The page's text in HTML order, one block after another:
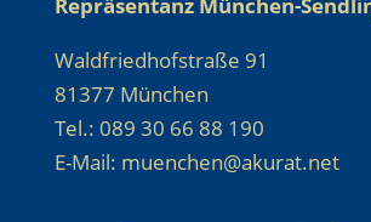
Waldfriedhofstraße 91
81377 München
Tel.: 089 30 66 88 190
E-Mail: muenchen@akurat.net